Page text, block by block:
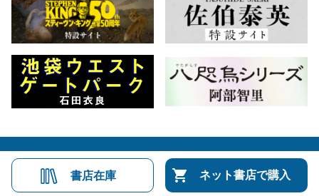
書店在庫 ネット書店で購入
会社概要 自費出版のご案内 お問合せ
株式会社文藝春秋 Number Web
CREA WEB
Copyright © Bungeishunju Ltd.